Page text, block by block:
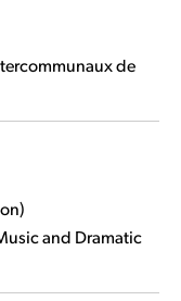
de
and Dramatic